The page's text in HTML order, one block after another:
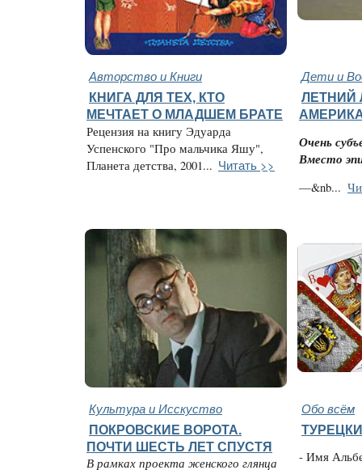
Авторство и Книги Дети и
КНИГА ДЛЯ ТЕХ, КТО
МЕЧТАЕТ О МЛАДШЕМ БРАТЕ
Рецензия на книгу Эдуарда
Успенского "Про мальчика Яшу",
Планета детства, 2001... Читать >>
ЛЕТНИЙ
Очень
Вместо
—&nb...
Культура и Исскуство Обо всём
ПОКРОВСКИЕ ВОРОТА.
ПОЧТИ ШЕСТЬ ЛЕТ СПУСТЯ
В рамках проекта женского глянца
- Имя